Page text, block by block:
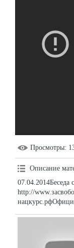
Просмотры:
Описание
http://